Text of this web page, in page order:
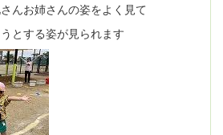
んお姉さんの姿をよく見て
とする姿が見られます